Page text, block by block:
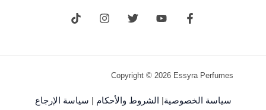
Copyright © 2026 Essyra Perfumes
سياسة الخصوصية الشروط والأحكام سياسة الإرجاع